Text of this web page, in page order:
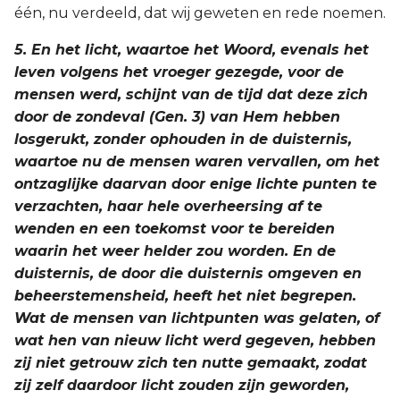
één, nu verdeeld, dat wij geweten en rede noemen.
5. En het licht, waartoe het Woord, evenals het
leven volgens het vroeger gezegde, voor de
mensen werd, schijnt van de tijd dat deze zich
door de zondeval (Gen. 3) van Hem hebben
losgerukt, zonder ophouden in de duisternis,
waartoe nu de mensen waren vervallen, om het
ontzaglijke daarvan door enige lichte punten te
verzachten, haar hele overheersing af te
wenden en een toekomst voor te bereiden
waarin het weer helder zou worden. En de
duisternis, de door die duisternis omgeven en
beheerstemensheid, heeft het niet begrepen.
Wat de mensen van lichtpunten was gelaten, of
wat hen van nieuw licht werd gegeven, hebben
zij niet getrouw zich ten nutte gemaakt, zodat
zij zelf daardoor licht zouden zijn geworden,